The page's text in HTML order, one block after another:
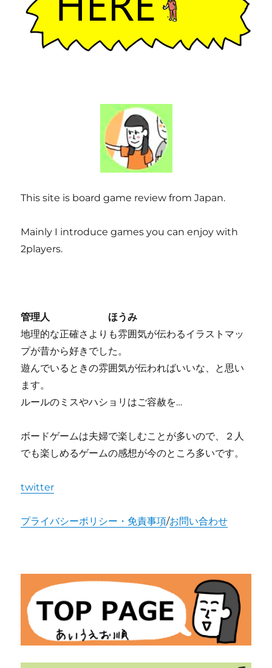
This site is board game review from Japan.
Mainly I introduce games you can enjoy with
2players.
管理人 ほうみ
地理的な正確さよりも雰囲気が伝わるイラストマッ
プが昔から好きでした。
遊んでいるときの雰囲気が伝わればいいな、と思い
ます。
ルールのミスやハショリはご容赦を…
ボードゲームは夫婦で楽しむことが多いので、２人
でも楽しめるゲームの感想が今のところ多いです。
twitter
プライバシーポリシー・免責事項/お問い合わせ